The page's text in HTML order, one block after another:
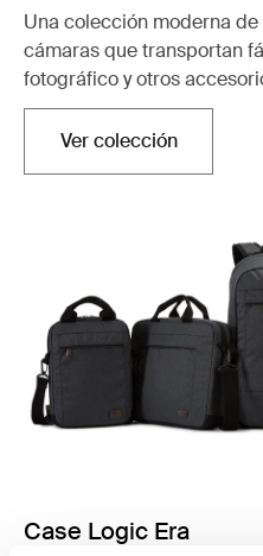
Una colección moderna
cámaras que transportan
fotográfico y otros
Ver colecciónSe abre en una
Case Logic Era